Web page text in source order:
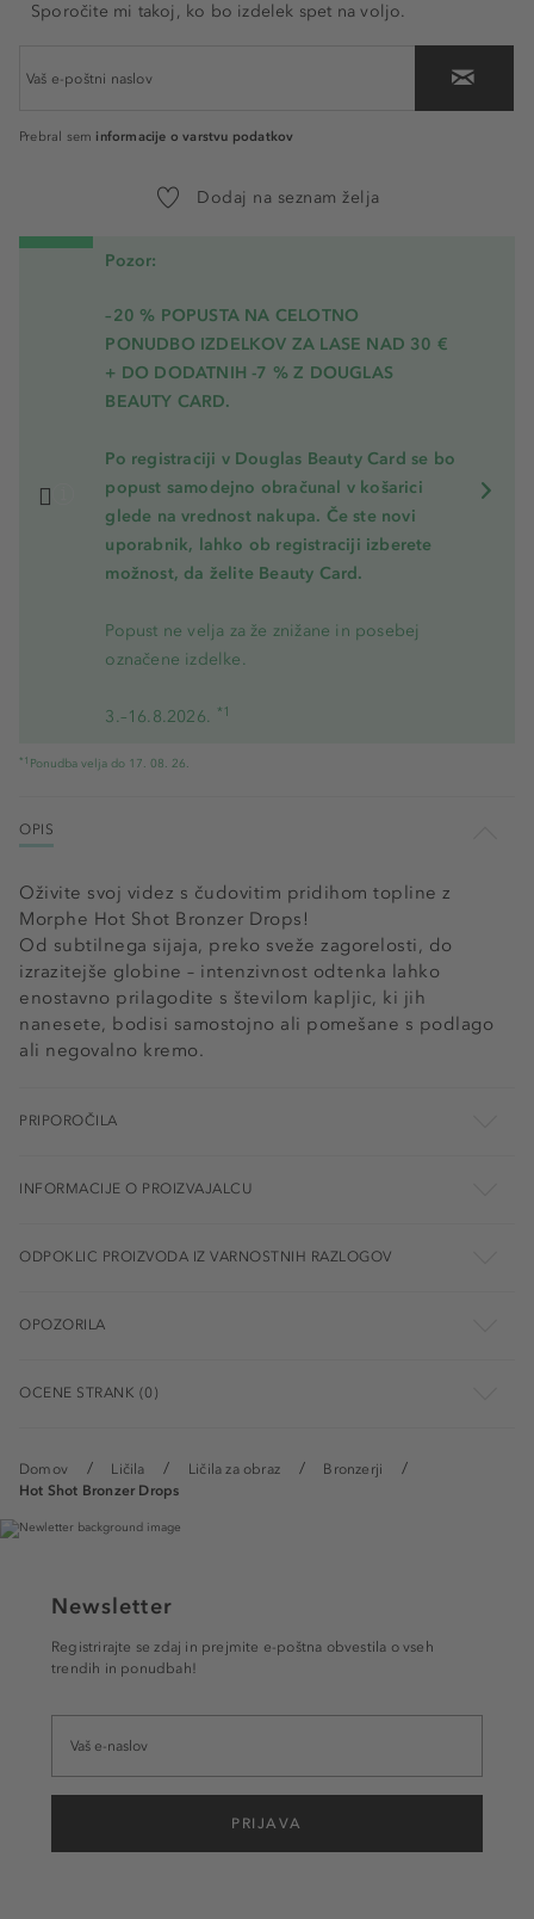
Domov Ličila Ličila za obraz
Bronzerji
Hot Shot Bronzer Drops
Sporočite mi takoj, ko bo izdelek spet na voljo.
Prebral sem informacije o varstvu podatkov
Dodaj na seznam želja
Pozor:
–20 % POPUSTA NA CELOTNO
PONUDBO IZDELKOV ZA LASE NAD 30 €
+ DO DODATNIH -7 % Z DOUGLAS
BEAUTY CARD.
Po registraciji v Douglas Beauty Card se bo
popust samodejno obračunal v košarici
glede na vrednost nakupa. Če ste novi
uporabnik, lahko ob registraciji izberete
možnost, da želite Beauty Card.
Popust ne velja za že znižane in posebej
označene izdelke.
3.–16.8.2026. *1
*1 Ponudba velja do 17. 08. 26.
OPIS
Oživite svoj videz s čudovitim pridihom topline z
Morphe Hot Shot Bronzer Drops!
Od subtilnega sijaja, preko sveže zagorelosti, do
izrazitejše globine – intenzivnost odtenka lahko
enostavno prilagodite s številom kapljic, ki jih
nanesete, bodisi samostojno ali pomešane s podlago
ali negovalno kremo.
PRIPOROČILA
INFORMACIJE O PROIZVAJALCU
ODPOKLIC PROIZVODA IZ VARNOSTNIH RAZLOGOV
OPOZORILA
OCENE STRANK (0)
Newsletter
Registrirajte se zdaj in prejmite e-poštna obvestila o vseh
trendih in ponudbah!
PRIJAVA